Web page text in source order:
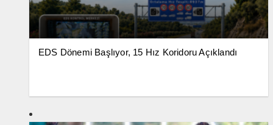
EDS Dönemi Başlıyor, 15 Hız Koridoru Açıklandı